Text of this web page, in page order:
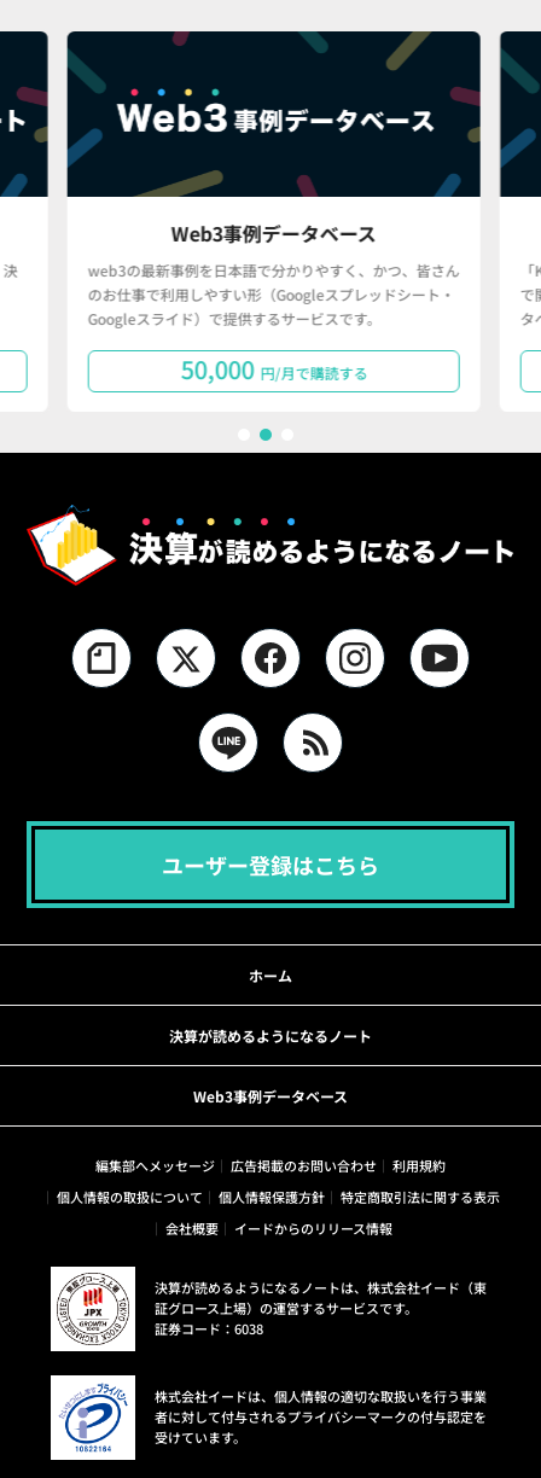
Web3事例データベース
web3の最新事例を日本語で分かりやすく、かつ、皆さん
のお仕事で利用しやすい形（Googleスプレッドシート・
Googleスライド）で提供するサービスです。
50,000 円/月で購読する
で
タ
ユーザー登録はこちら
ホーム
決算が読めるようになるノート
Web3事例データベース
編集部へメッセージ 広告掲載のお問い合わせ
利用規約
個人情報の取扱について
個人情報保護方針
特定商取引法に関する表示
会社概要
イードからのリリース情報
決算が読めるようになるノートは、株式会社イード（東
証グロース上場）の運営するサービスです。
証券コード：6038
株式会社イードは、個人情報の適切な取扱いを行う事業
者に対して付与されるプライバシーマークの付与認定を
受けています。